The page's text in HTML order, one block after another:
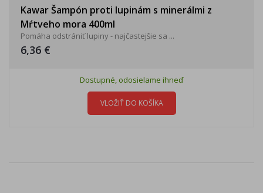
Kawar Šampón proti lupinám s minerálmi z
Mŕtveho mora 400ml
Pomáha odstrániť lupiny - najčastejšie sa ...
6,36 €
Dostupné, odosielame ihneď
VLOŽIŤ DO KOŠÍKA